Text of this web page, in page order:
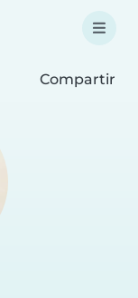
Compartir